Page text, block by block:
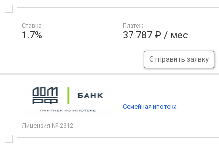
Ставка
1.7%
Платеж
37 787 ₽ / мес
Отправить заявку
Лицензия № 2312
Семейная ипотека